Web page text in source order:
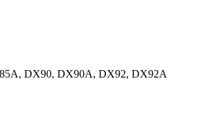
DX90, DX90A, DX92, DX92A